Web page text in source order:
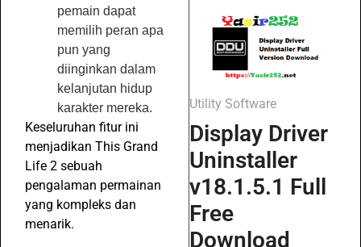
pemain dapat
memilih peran apa
pun yang
diinginkan dalam
kelanjutan hidup
karakter mereka.
Keseluruhan fitur ini
menjadikan This Grand
Life 2 sebuah
pengalaman permainan
yang kompleks dan
menarik.
Utility Software
Display Driver
Uninstaller
v18.1.5.1 Full
Free
Download